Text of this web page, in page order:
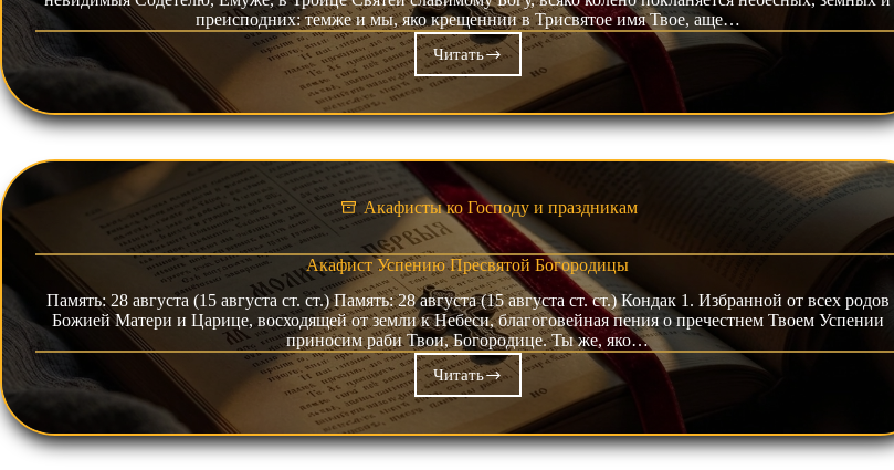
пре­ис­под­них: тем­же и мы, яко крещеннии в Трисвятое имя Твое, аще…
ЧитатьАкафист
Пресвятой
Животворящей
Акафисты ко Господу и праздникам
Акафист Успению Пресвятой Богородицы
Память: 28 августа (15 августа ст. ст.) Память: 28 августа (15 августа ст. ст.) Кондак 1. Из­бранной от всех ро­дов
Божией Матери и Ца­рице, вос­хо­дящей от зем­ли к Не­бе­си, бла­го­го­вейная пения о пре­чест­нем Твоем Успении
при­носим ра­би Твои, Бо­го­роди­це. Ты же, яко…
ЧитатьАкафист
Успению
Пресвятой
Богородицы